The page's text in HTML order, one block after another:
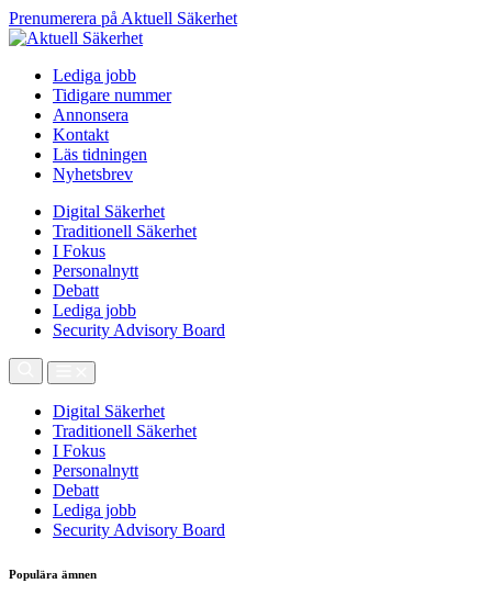
Prenumerera på Aktuell Säkerhet
Lediga jobb
Tidigare nummer
Annonsera
Kontakt
Läs tidningen
Nyhetsbrev
Digital Säkerhet
Traditionell Säkerhet
I Fokus
Personalnytt
Debatt
Lediga jobb
Security Advisory Board
Digital Säkerhet
Traditionell Säkerhet
I Fokus
Personalnytt
Debatt
Lediga jobb
Security Advisory Board
Populära ämnen